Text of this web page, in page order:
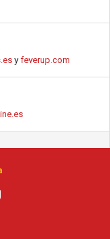
y feverup.com